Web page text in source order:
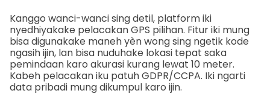
Kanggo wanci-wanci sing detil, platform iki
nyedhiyakake pelacakan GPS pilihan. Fitur iki mung
bisa digunakake maneh yèn wong sing ngetik kode
ngasih ijin, lan bisa nuduhake lokasi tepat saka
pemindaan karo akurasi kurang lewat 10 meter.
Kabeh pelacakan iku patuh GDPR/CCPA. Iki ngarti
data pribadi mung dikumpul karo ijin.